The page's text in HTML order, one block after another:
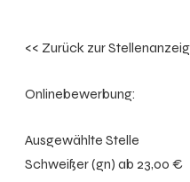
<< Zurück zur
Onlinebewerbung:
Ausgewählte Stelle
Schweißer (gn) ab 23,00 €